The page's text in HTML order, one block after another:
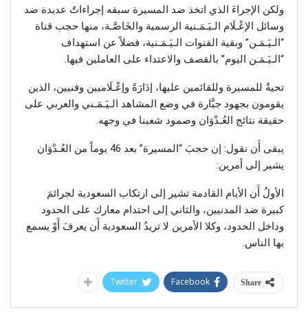
ولكن الإجراءَ الذي اتخذ ضد المسيرة سبقه إجراءاتٌ عديدة ضد
وسائل الإعْـلَام الـيَـمَـنية الرسمية والخَاصَّـة، منها حجب قناة
“الـيَـمَـن” وبقية القنوات الـيَـمَـنية، فضلاً عن استهداف
“الـيَـمَـن اليوم” بالقصف والاعتداء على العاملين فيها.
تحيةٌ للمسيرة وللقائمين عليها، إدَارَةً وإعْـلَاميين وفنيين، الذين
يقومون بجهود جبَّارة في وضع المشاهد الـيَـمَـني والعربي على
حقيقة نتائج العُـدْوَان وصمود شعبنا في وجهه.
يبقى أَن نقول: إن حجبَ “المسيرة” بعد 46 يوماً من العُـدْوَان
يشير إلى أمرين:
الأولُ أَن الأيام القادمة تشير إلى ارتكاب السعودية لجرائمَ
كبيرة ضد المدنيين، والثاني إلى احتدام معارك على الحدود
وداخل الحدود، وكلا الأمرين لا تريدُ السعودية أَن يعرفَ أَوْ يسمع
بها الناس.
Share
Facebook
Twitter